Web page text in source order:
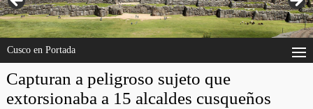
Cusco en Portada
Capturan a peligroso sujeto que
extorsionaba a 15 alcaldes cusqueños